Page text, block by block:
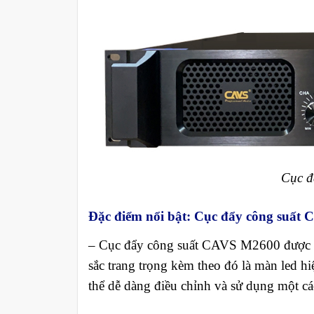
Cục
Đặc điểm nổi bật: Cục đẩy công suất
– Cục đẩy công suất CAVS M2600
sắc trang trọng kèm theo đó là màn led
thể dễ dàng điều chỉnh và sử dụng một